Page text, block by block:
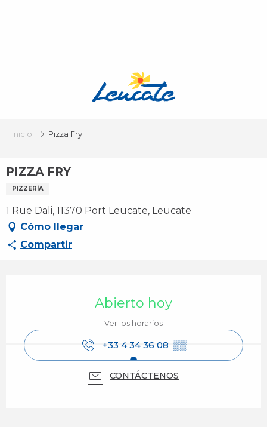
Inicio Pizza Fry
PIZZA FRY
PIZZERÍA
1 Rue Dali, 11370 Port Leucate, Leucate
Cómo llegar
Compartir
Abierto hoy
Ver los horarios
+33 4 34 36 08 ▒▒
CONTÁCTENOS